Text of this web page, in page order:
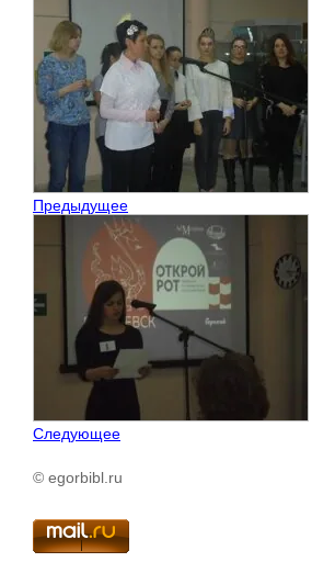
Предыдущее
Следующее
© egorbibl.ru